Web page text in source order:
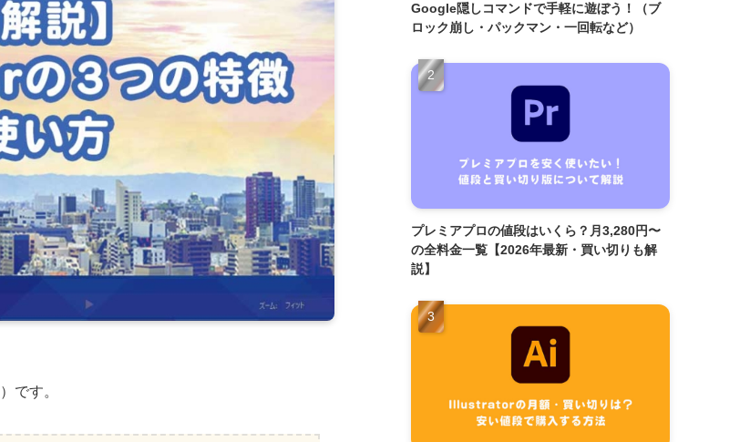
）です。
Google隠しコマンドで手軽に遊ぼう！（ブ
ロック崩し・パックマン・一回転など）
プレミアプロの値段はいくら？月3,280円〜
の全料金一覧【2026年最新・買い切りも解
説】